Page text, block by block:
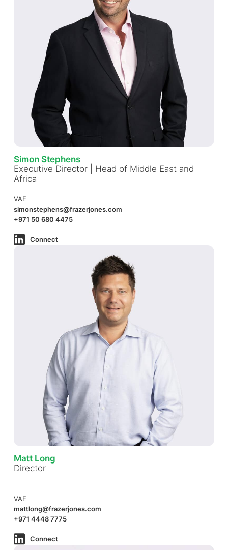
Simon Stephens
Executive Director | Head of Middle East and
Africa
VAE
simonstephens@frazerjones.com
+971 50 680 4475
Connect
Matt Long
Director
VAE
mattlong@frazerjones.com
+971 4448 7775
Connect